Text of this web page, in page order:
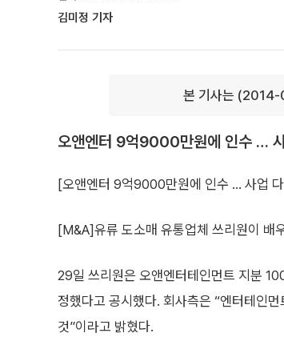
김미정 기자
본 기사는
오앤엔터 9억9000만원에 인수 …
[오앤엔터 9억9000만원에 인수 … 사업
[M&A]유류 도소매 유통업체 쓰리원이 배
29일 쓰리원은 오앤엔터테인먼트 지분
정했다고 공시했다. 회사측은 “엔터테인
것”이라고 밝혔다.